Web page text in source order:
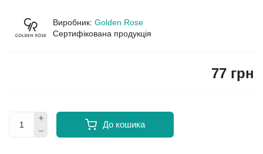
Виробник: Golden Rose
Сертифікована продукція
77 грн
До кошика